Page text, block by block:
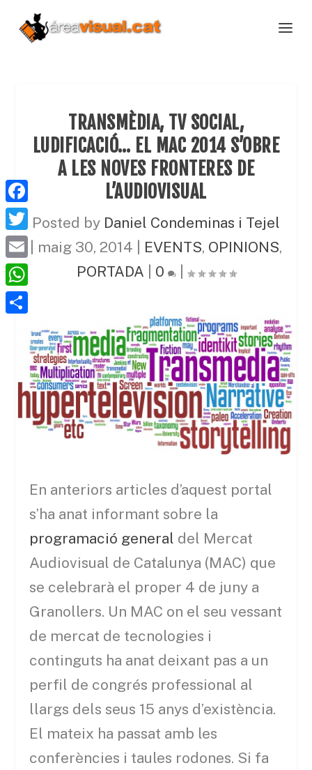
TRANSMÈDIA, TV SOCIAL,
LUDIFICACIÓ… EL MAC 2014 S’OBRE
A LES NOVES FRONTERES DE
L’AUDIOVISUAL
Posted by Daniel Condeminas i Tejel
maig 30, 2014 EVENTS, OPINIONS,
PORTADA
0 |
En anteriors articles d’aquest portal
s’ha anat informant sobre la
programació general del Mercat
Audiovisual de Catalunya (MAC) que
se celebrarà el proper 4 de juny a
Granollers. Un MAC on el seu vessant
de mercat de tecnologies i
continguts ha anat deixant pas a un
perfil de congrés professional al
llargs dels seus 15 anys d’existència.
El mateix ha passat amb les
conferències i taules rodones. Si fa
F
a
c
e
b
T
w
i
t
E
m
a
W
h